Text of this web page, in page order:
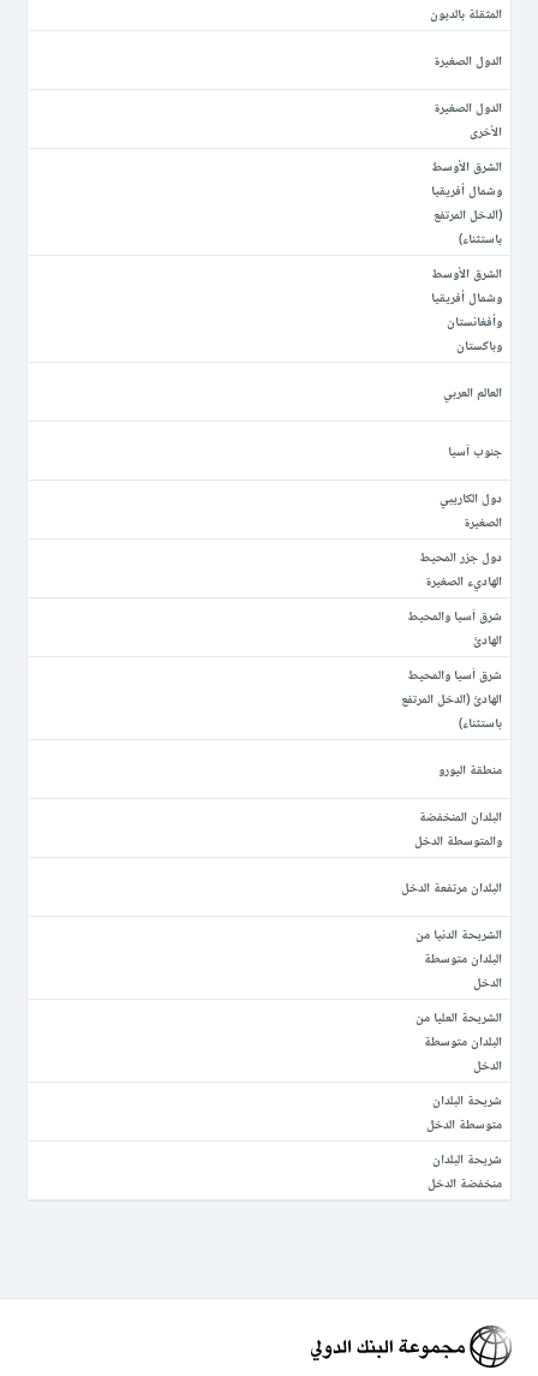
المثقلة بالديون
الدول الصغيرة
الدول الصغيرة
الأخرى
الشرق الأوسط
وشمال أفريقيا
(الدخل المرتفع
باستثناء)
الشرق الأوسط
وشمال أفريقيا
وأفغانستان
وباكستان
العالم العربي
جنوب آسيا
دول الكاريبي
الصغيرة
دول جزر المحيط
الهاديء الصغيرة
شرق آسيا والمحيط
الهادئ
شرق آسيا والمحيط
الهادئ (الدخل المرتفع
باستثناء)
منطقة اليورو
البلدان المنخفضة
والمتوسطة الدخل
البلدان مرتفعة الدخل
الشريحة الدنيا من
البلدان متوسطة
الدخل
الشريحة العليا من
البلدان متوسطة
الدخل
شريحة البلدان
متوسطة الدخل
شريحة البلدان
منخفضة الدخل